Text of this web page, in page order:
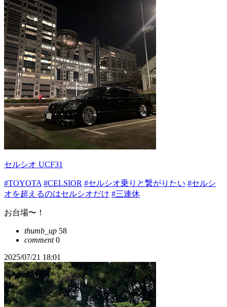
セルシオ UCF31
#TOYOTA #CELSIOR #セルシオ乗りと繋がりたい #セルシ
オを超えるのはセルシオだけ #三連休
お台場〜！
thumb_up 58
comment0
2025/07/21 18:01